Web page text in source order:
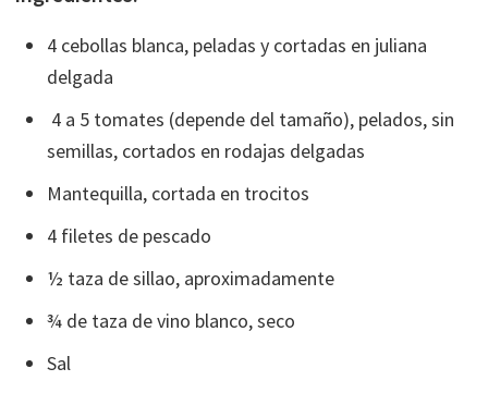
4 cebollas blanca, peladas y cortadas en juliana
delgada
4 a 5 tomates (depende del tamaño), pelados, sin
semillas, cortados en rodajas delgadas
Mantequilla, cortada en trocitos
4 filetes de pescado
½ taza de sillao, aproximadamente
¾ de taza de vino blanco, seco
Sal